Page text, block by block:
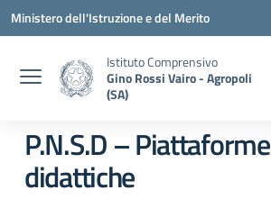
Vai ai contenuti
Vai al menu di navigazione
Vai al footer
Ministero dell'Istruzione e del Merito
Istituto Comprensivo
Gino Rossi Vairo - Agropoli
(SA)
P.N.S.D – Piattaforme
didattiche